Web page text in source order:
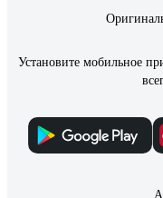
Установите мобильное